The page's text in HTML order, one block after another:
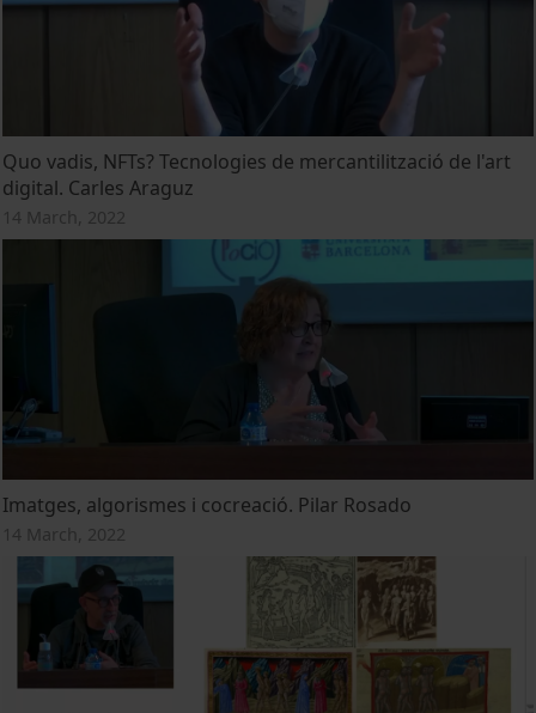
Quo vadis, NFTs? Tecnologies de mercantilització de l'art
digital. Carles Araguz
14 March, 2022
Imatges, algorismes i cocreació. Pilar Rosado
14 March, 2022